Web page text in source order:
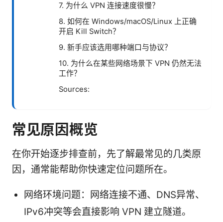
7. 为什么 VPN 连接速度很慢？
8. 如何在 Windows/macOS/Linux 上正确
开启 Kill Switch？
9. 新手应该选用哪种端口与协议？
10. 为什么在某些网络场景下 VPN 仍然无法
工作？
Sources:
常见原因概览
在你开始逐步排查前，先了解最常见的几类原
因，通常能帮助你快速定位问题所在。
网络环境问题：网络连接不通、DNS异常、
IPv6冲突等会直接影响 VPN 建立隧道。